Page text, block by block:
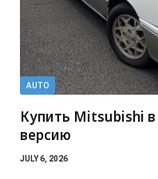
AUTO
Купить Mitsubishi
версию
JULY 6, 2026